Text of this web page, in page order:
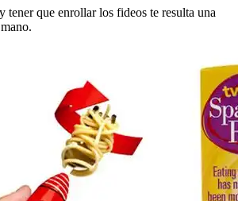
tener que enrollar los fideos te resulta una